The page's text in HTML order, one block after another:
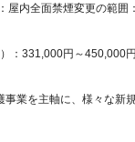
屋内全面禁煙変更の範囲
：331,000円～450,000円
業を主軸に、様々な新